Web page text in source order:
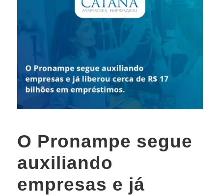
O Pronampe segue
auxiliando
empresas e já